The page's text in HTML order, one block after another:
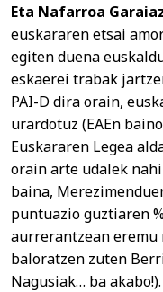
Eta Nafarroa
euskararen etsai
egiten duena
eskaerei trabak
PAI-D dira orain,
urardotuz (EAEn
Euskararen Legea
orain arte udalek
baina,
puntuazio guztiaren
aurrerantzean eremu
baloratzen zuten
Nagusiak… ba